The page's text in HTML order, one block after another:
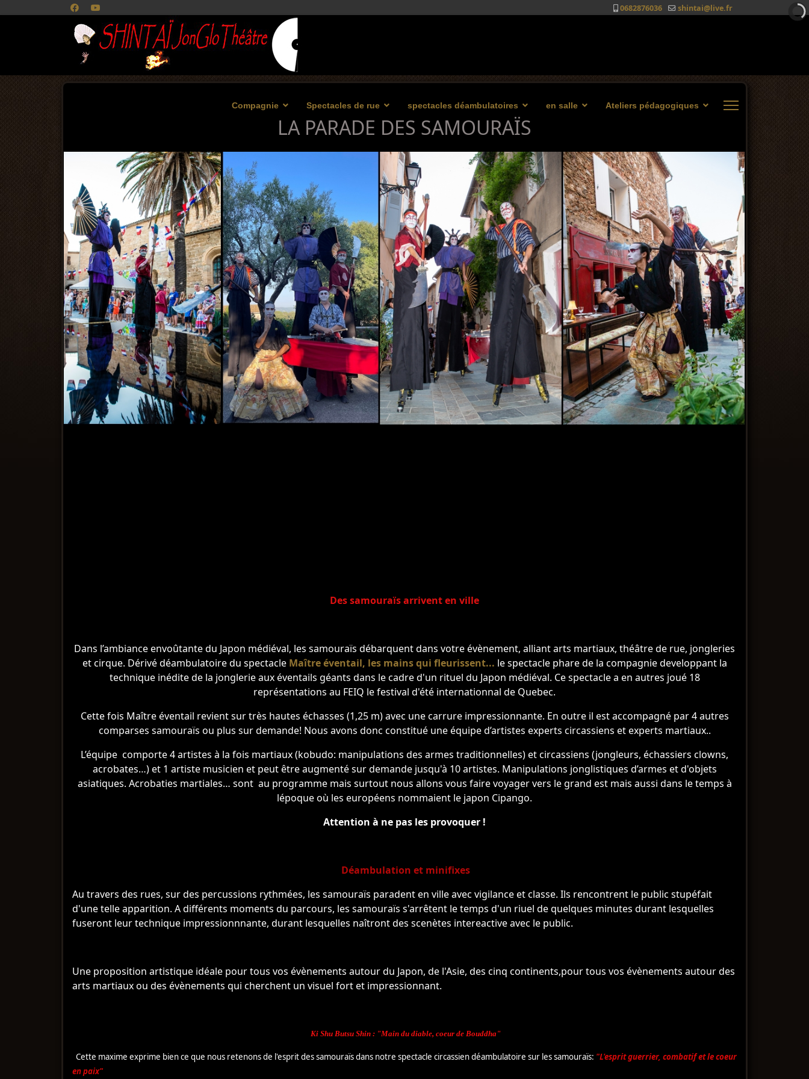
0682876036 shintai@live.fr
Compagnie Spectacles de rue spectacles déambulatoires en salle Ateliers pédagogiques
LA PARADE DES SAMOURAÏS
Des samouraïs arrivent en ville
Dans l’ambiance envoûtante du Japon médiéval, les samouraïs débarquent dans votre évènement, alliant arts martiaux, théâtre de rue, jongleries
et cirque. Dérivé déambulatoire du spectacle Maître éventail, les mains qui fleurissent... le spectacle phare de la compagnie developpant la
technique inédite de la jonglerie aux éventails géants dans le cadre d'un rituel du Japon médiéval. Ce spectacle a en autres joué 18
représentations au FEIQ le festival d'été internationnal de Quebec.
Cette fois Maître éventail revient sur très hautes échasses (1,25 m) avec une carrure impressionnante. En outre il est accompagné par 4 autres
comparses samouraïs ou plus sur demande! Nous avons donc constitué une équipe d’artistes experts circassiens et experts martiaux..
L’équipe comporte 4 artistes à la fois martiaux (kobudo: manipulations des armes traditionnelles) et circassiens (jongleurs, échassiers clowns,
acrobates…) et 1 artiste musicien et peut être augmenté sur demande jusqu'à 10 artistes. Manipulations jonglistiques d’armes et d'objets
asiatiques. Acrobaties martiales… sont au programme mais surtout nous allons vous faire voyager vers le grand est mais aussi dans le temps à
lépoque où les européens nommaient le japon Cipango.
Attention à ne pas les provoquer !
Déambulation et minifixes
Au travers des rues, sur des percussions rythmées, les samouraïs paradent en ville avec vigilance et classe. Ils rencontrent le public stupéfait
d'une telle apparition. A différents moments du parcours, les samouraïs s'arrêtent le temps d'un riuel de quelques minutes durant lesquelles
fuseront leur technique impressionnnante, durant lesquelles naîtront des scenètes intereactive avec le public.
Une proposition artistique idéale pour tous vos évènements autour du Japon, de l'Asie, des cinq continents,pour tous vos évènements autour des
arts martiaux ou des évènements qui cherchent un visuel fort et impressionnant.
Ki Shu Butsu Shin : "Main du diable, coeur de Bouddha"
Cette maxime exprime bien ce que nous retenons de l'esprit des samouraïs dans notre spectacle circassien déambulatoire sur les samouraïs: "L'esprit guerrier, combatif et le coeur
en paix"